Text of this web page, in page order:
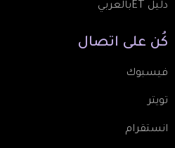
دليل ETبالعربي
كُن على اتصال
فيسبوك
تويتر
انستقرام